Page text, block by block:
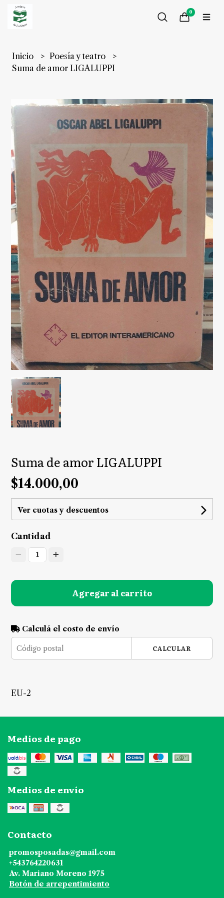
0
Inicio
Poesía y teatro
Suma de amor LIGALUPPI
Suma de amor LIGALUPPI
$14.000,00
Ver cuotas y descuentos
Cantidad
1
Agregar al carrito
Calculá el costo de envío
CALCULAR
EU-2
Medios de pago
Medios de envío
Contacto
promosposadas@gmail.com
+543764220631
Av. Mariano Moreno 1975
Botón de arrepentimiento